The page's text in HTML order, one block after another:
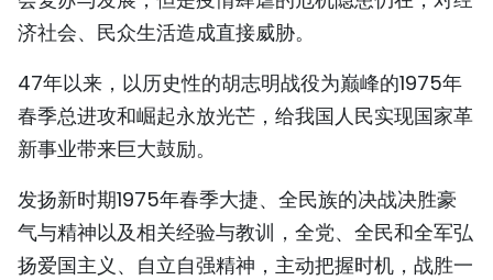
济社会、民众生活造成直接威胁。
47年以来，以历史性的胡志明战役为巅峰的1975年
春季总进攻和崛起永放光芒，给我国人民实现国家革
新事业带来巨大鼓励。
发扬新时期1975年春季大捷、全民族的决战决胜豪
气与精神以及相关经验与教训，全党、全民和全军弘
扬爱国主义、自立自强精神，主动把握时机，战胜一